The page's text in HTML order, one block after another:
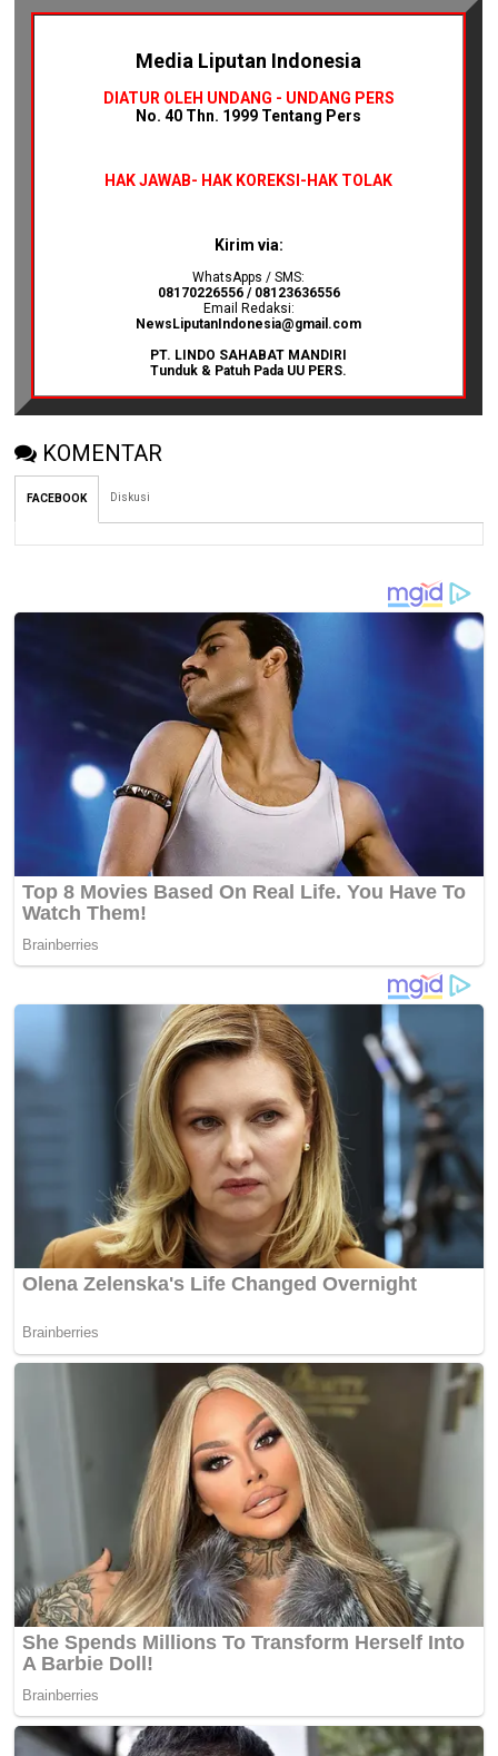
Media Liputan Indonesia
DIATUR OLEH UNDANG - UNDANG PERS
No. 40 Thn. 1999 Tentang Pers
HAK JAWAB- HAK KOREKSI-HAK TOLAK
Kirim via:
WhatsApps / SMS:
08170226556 / 08123636556
Email Redaksi:
NewsLiputanIndonesia@gmail.com
PT. LINDO SAHABAT MANDIRI
Tunduk & Patuh Pada UU PERS.
KOMENTAR
FACEBOOK Diskusi